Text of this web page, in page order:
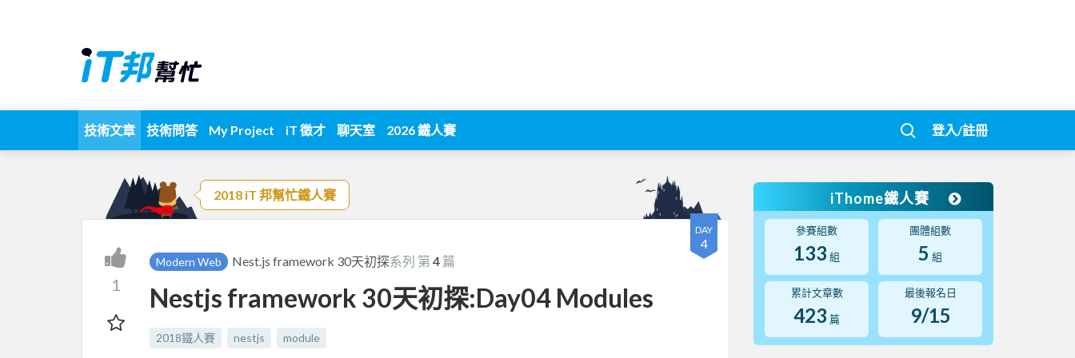
技術文章 技術問答 My Project iT 徵才 聊天室 2026 鐵人賽 登入/註冊
2018 iT 邦幫忙鐵人賽
DAY
4
1
Modern Web Nest.js framework 30天初探系列 第4 篇
Nestjs framework 30天初探:Day04 Modules
2018鐵人賽 nestjs module
iThome鐵人賽
參賽組數
133 組
團體組數
5 組
累計文章數
423 篇
最後報名日
9/15